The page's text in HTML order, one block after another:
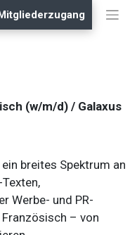
(w/m/d) / Galaxus
breites Spektrum an
Werbe- und PR-
– von